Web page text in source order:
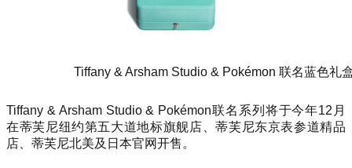
Tiffany & Arsham Studio & Pokémon 联名蓝色礼
Tiffany & Arsham Studio & Pokémon联名系列将于今年12月
在蒂芙尼纽约第五大道地标旗舰店、蒂芙尼东京表参道精品
店、蒂芙尼北美及日本官网开售。